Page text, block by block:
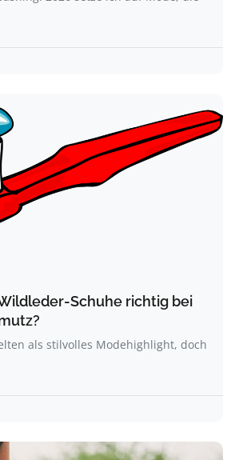
Schuhe richtig bei
als stilvolles Modehighlight, doch